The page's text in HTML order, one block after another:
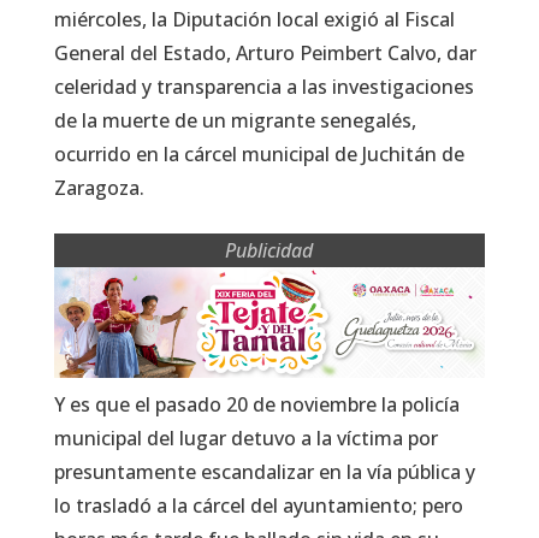
miércoles, la Diputación local exigió al Fiscal
General del Estado, Arturo Peimbert Calvo, dar
celeridad y transparencia a las investigaciones
de la muerte de un migrante senegalés,
ocurrido en la cárcel municipal de Juchitán de
Zaragoza.
Publicidad
Y es que el pasado 20 de noviembre la policía
municipal del lugar detuvo a la víctima por
presuntamente escandalizar en la vía pública y
lo trasladó a la cárcel del ayuntamiento; pero